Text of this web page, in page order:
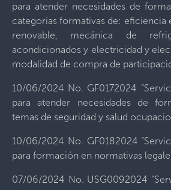
para atender necesidades de
categorías formativas de: eficiencia
renovable, mecánica de
acondicionados y electricidad y
modalidad de compra de
10/06/2024 No. GF0172024
para atender necesidades de
temas de seguridad y salud
10/06/2024 No. GF0182024
para formación en normativas
07/06/2024 No. USG0092024